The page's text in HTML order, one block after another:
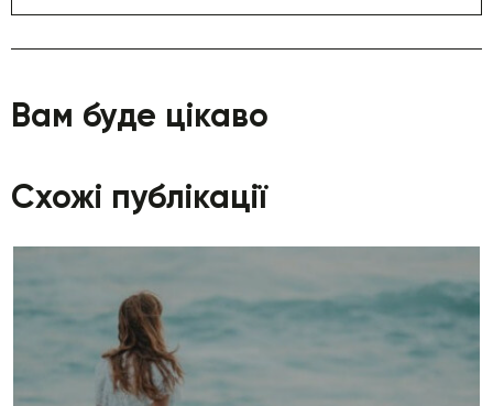
Вам буде цікаво
Схожі публікації